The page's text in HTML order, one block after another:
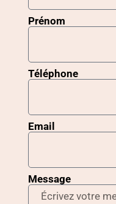
Prénom
Téléphone
Email
Message